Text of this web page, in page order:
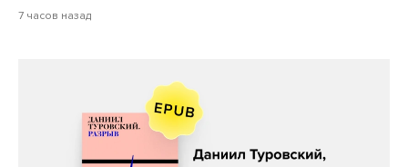
7 часов назад